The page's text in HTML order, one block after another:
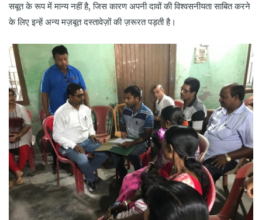
सबूत के रूप में मान्य नहीं है, जिस कारण अपनी दावों की विश्वसनीयता साबित करने
के लिए इन्हें अन्य मज़बूत दस्तावेज़ों की ज़रूरत पड़ती है।